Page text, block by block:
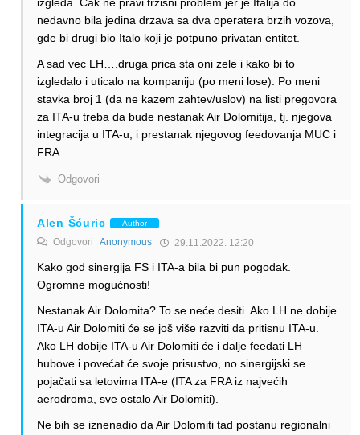
izgleda. Cak ne pravi trzisni problem jer je Italija do
nedavno bila jedina drzava sa dva operatera brzih vozova,
gde bi drugi bio Italo koji je potpuno privatan entitet.
A sad vec LH….druga prica sta oni zele i kako bi to
izgledalo i uticalo na kompaniju (po meni lose). Po meni
stavka broj 1 (da ne kazem zahtev/uslov) na listi pregovora
za ITA-u treba da bude nestanak Air Dolomitija, tj. njegova
integracija u ITA-u, i prestanak njegovog feedovanja MUC i
FRA
Odgovori
Alen Šćuric Author
Odgovori Anonymous 29.11.2022. 12:20
Kako god sinergija FS i ITA-a bila bi pun pogodak.
Ogromne mogućnosti!
Nestanak Air Dolomita? To se neće desiti. Ako LH ne dobije
ITA-u Air Dolomiti će se još više razviti da pritisnu ITA-u.
Ako LH dobije ITA-u Air Dolomiti će i dalje feedati LH
hubove i povećat će svoje prisustvo, no sinergijski se
pojačati sa letovima ITA-e (ITA za FRA iz najvećih
aerodroma, sve ostalo Air Dolomiti).
Ne bih se iznenadio da Air Dolomiti tad postanu regionalni